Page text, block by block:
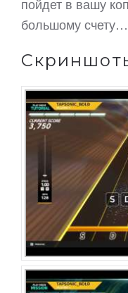
большому счету…